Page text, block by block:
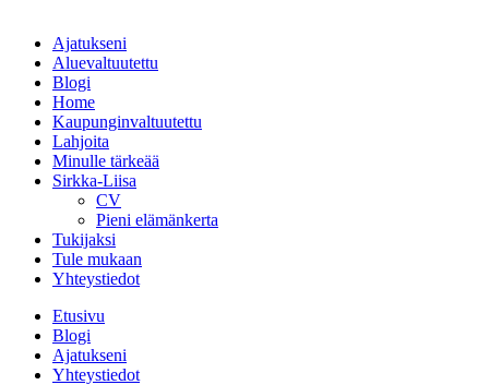
Ajatukseni
Aluevaltuutettu
Blogi
Home
Kaupunginvaltuutettu
Lahjoita
Minulle tärkeää
Sirkka-Liisa
CV
Pieni elämänkerta
Tukijaksi
Tule mukaan
Yhteystiedot
Etusivu
Blogi
Ajatukseni
Yhteystiedot